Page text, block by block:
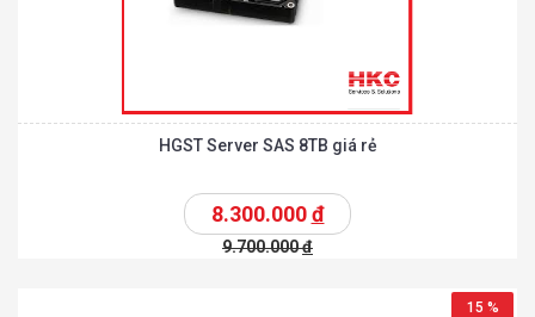
HGST Server SAS 8TB giá rẻ
8.300.000đ
9.700.000đ
15 %